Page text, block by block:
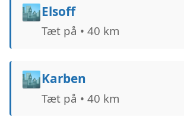
🏙️Elsoff
Tæt på • 40 km
🏙️Karben
Tæt på • 40 km